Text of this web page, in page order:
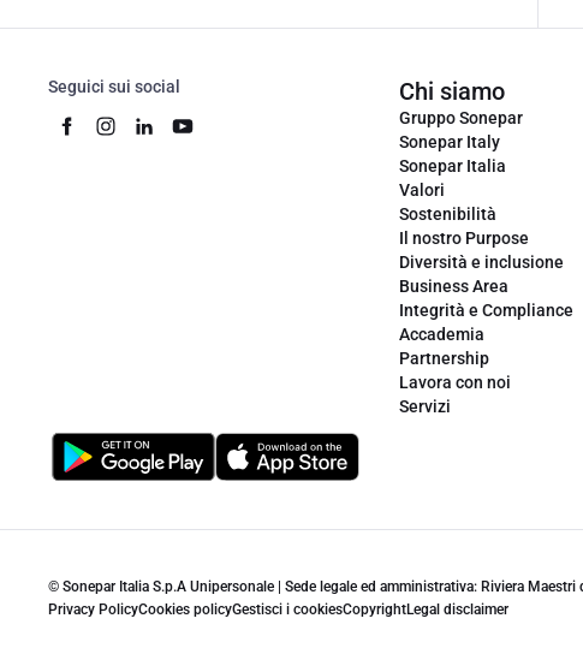
Seguici sui social Chi siamo
Gruppo Sonepar
Sonepar Italy
Sonepar Italia
Valori
Sostenibilità
Il nostro Purpose
Diversità e inclusione
Business Area
Integrità e Compliance
Accademia
Partnership
Lavora con noi
Servizi
© Sonepar Italia S.p.A Unipersonale | Sede legale ed amministrativa: Riviera
Privacy PolicyCookies policyGestisci i cookiesCopyrightLegal disclaimer